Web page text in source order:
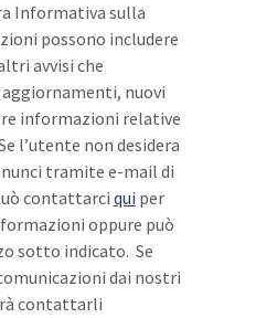
Informativa sulla
possono includere
avvisi che
nuovi
informazioni relative
l’utente non desidera
tramite e-mail di
contattarci qui per
oppure può
sotto indicato. Se
dai nostri
contattarli